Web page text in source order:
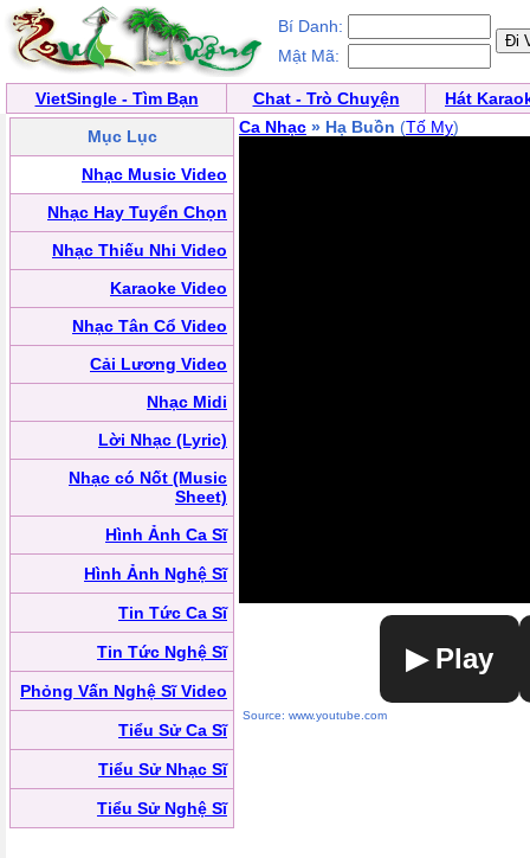
Bí Danh:
Mật Mã:
VietSingle - Tìm Bạn Chat - Trò Chuyện
Hát
Mục Lục
Nhạc Music Video
Nhạc Hay Tuyển Chọn
Nhạc Thiếu Nhi Video
Karaoke Video
Nhạc Tân Cổ Video
Cải Lương Video
Nhạc Midi
Lời Nhạc (Lyric)
Nhạc có Nốt (Music
Sheet)
Hình Ảnh Ca Sĩ
Hình Ảnh Nghệ Sĩ
Tin Tức Ca Sĩ
Tin Tức Nghệ Sĩ
Phỏng Vấn Nghệ Sĩ Video
Tiểu Sử Ca Sĩ
Tiểu Sử Nhạc Sĩ
Tiểu Sử Nghệ Sĩ
Ca Nhạc » Hạ Buồn (Tố My)
▶ Play
Source: www.youtube.com